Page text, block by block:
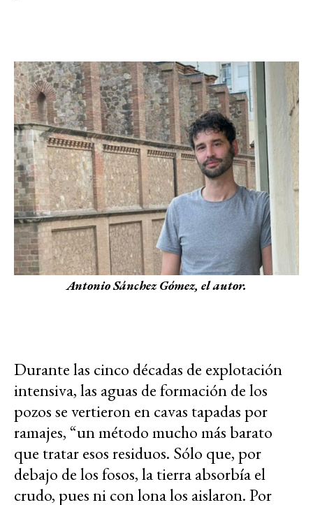
Antonio Sánchez Gómez, el autor.
Durante las cinco décadas de explotación
intensiva, las aguas de formación de los
pozos se vertieron en cavas tapadas por
ramajes, “un método mucho más barato
que tratar esos residuos. Sólo que, por
debajo de los fosos, la tierra absorbía el
crudo, pues ni con lona los aislaron. Por